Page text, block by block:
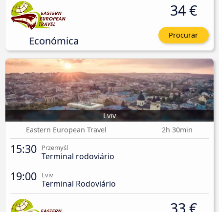
Económica
34 €
Procurar
Lviv
Eastern European Travel
2h 30min
15:30 Przemyśl
Terminal rodoviário
19:00 Lviv
Terminal Rodoviário
33 €